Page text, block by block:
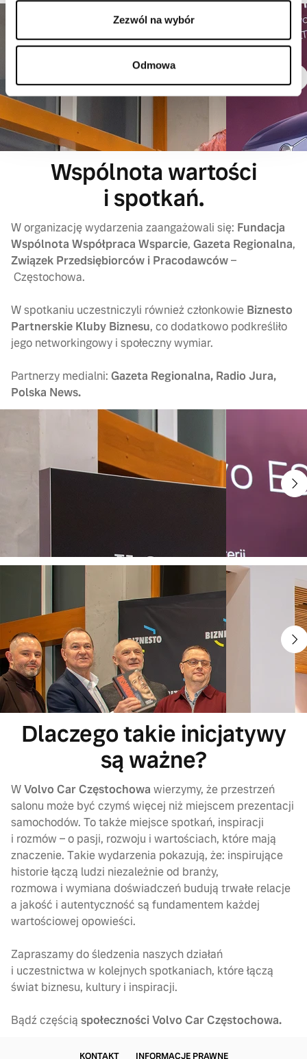
Zezwól na wybór
Odmowa
Wspólnota wartości
i spotkań.
W organizację wydarzenia zaangażowali się: Fundacja
Wspólnota Współpraca Wsparcie, Gazeta Regionalna,
Związek Przedsiębiorców i Pracodawców–
Częstochowa.
W spotkaniu uczestniczyli również członkowie Biznesto
Partnerskie Kluby Biznesu, co dodatkowo podkreśliło
jego networkingowy i społeczny wymiar.
Partnerzy medialni: Gazeta Regionalna, Radio Jura,
Polska News.
Dlaczego takie inicjatywy
są ważne?
WVolvo Car Częstochowa wierzymy, że przestrzeń
salonu może być czymś więcej niż miejscem prezentacji
samochodów. To także miejsce spotkań, inspiracji
i rozmów – o pasji, rozwoju i wartościach, które mają
znaczenie. Takie wydarzenia pokazują, że: inspirujące
historie łączą ludzi niezależnie od branży,
rozmowa i wymiana doświadczeń budują trwałe relacje
a jakość i autentyczność są fundamentem każdej
wartościowej opowieści.
Zapraszamy do śledzenia naszych działań
i uczestnictwa w kolejnych spotkaniach, które łączą
świat biznesu, kultury i inspiracji.
Bądź częścią społeczności Volvo Car Częstochowa.
KONTAKT INFORMACJE PRAWNE